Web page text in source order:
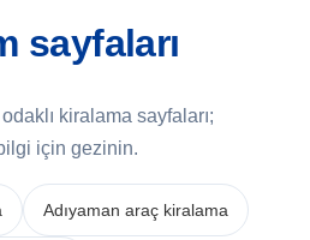
sayfaları
kiralama sayfaları;
için gezinin.
Adıyaman araç kiralama